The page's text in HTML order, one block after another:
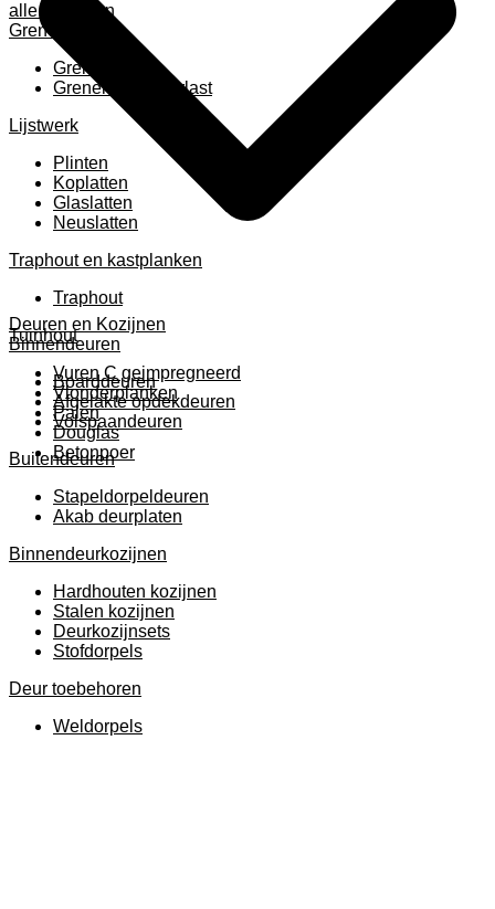
alle anzeigen
Grenen
Grenen B ruw
Grenen gevingerlast
Lijstwerk
Plinten
Koplatten
Glaslatten
Neuslatten
Traphout en kastplanken
Traphout
Tuinhout
Vuren C geimpregneerd
Vlonderplanken
Palen
Douglas
Betonpoer
Deuren en Kozijnen
Binnendeuren
Boarddeuren
Afgelakte opdekdeuren
Volspaandeuren
Buitendeuren
Stapeldorpeldeuren
Akab deurplaten
Binnendeurkozijnen
Hardhouten kozijnen
Stalen kozijnen
Deurkozijnsets
Stofdorpels
Deur toebehoren
Weldorpels